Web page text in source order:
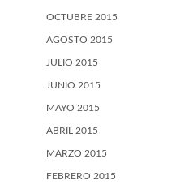
OCTUBRE 2015
AGOSTO 2015
JULIO 2015
JUNIO 2015
MAYO 2015
ABRIL 2015
MARZO 2015
FEBRERO 2015